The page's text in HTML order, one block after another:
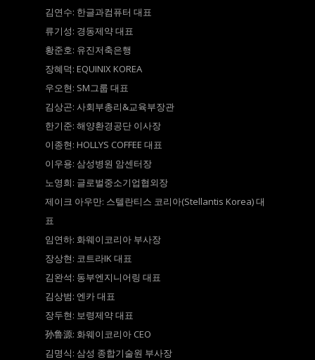
김연수: 한글과컴퓨터 대표
류기성: 경동제약 대표
황준호: 유진저축은행
장혜덕: EQUINIX KOREA
우오현: SM그룹 대표
김상곤: 사회부총리&교육부장관
한기준: 해양환경공단 이사장
이종현: HOLLYS COFFEE 대표
이우용: 삼성병원 암센터장
노영희: 글로벌중소기업협외장
제이크 아우만: 스텔란티스 코리아(Stellantis Korea) 대
표
임연하: 화웨이코리아 부사장
장상현: 코트라IK 대표
김완석: 동부엔지니어링 대표
김상범: 엔카 대표
장두현: 보령제약 대표
孙鲁源: 화웨이코리아 CEO
김명식: 삼성 종합기술원 부사장